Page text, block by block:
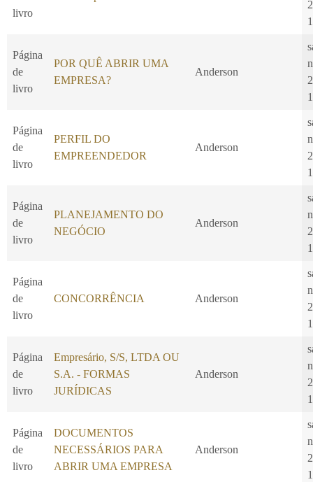
livro
Página
de
livro
POR QUÊ ABRIR UMA
EMPRESA?
Anderson
Página
de
livro
PERFIL DO
EMPREENDEDOR
Anderson
Página
de
livro
PLANEJAMENTO DO
NEGÓCIO
Anderson
Página
de
livro
CONCORRÊNCIA Anderson
Página
de
livro
Empresário, S/S, LTDA OU
S.A. - FORMAS
JURÍDICAS
Anderson
Página
de
livro
DOCUMENTOS
NECESSÁRIOS PARA
ABRIR UMA EMPRESA
Anderson